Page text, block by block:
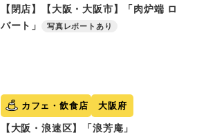
【閉店】【大阪・大阪市】「肉炉端 ロ
バート」
写真レポートあり
カフェ・飲食店 大阪府
【大阪・浪速区】「浪芳庵」